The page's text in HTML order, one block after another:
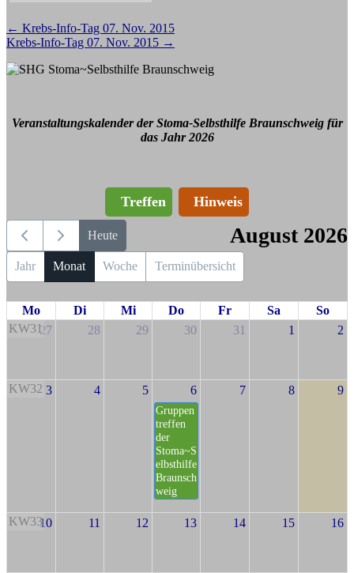
Beitragsnavigation
← Krebs-Info-Tag 07. Nov. 2015
Krebs-Info-Tag 07. Nov. 2015 →
Veranstaltungskalender der Stoma-Selbsthilfe Braunschweig für
das Jahr 2026
Treffen Hinweis
Heute August 2026
Jahr Monat Woche Terminübersicht
Mo Di Mi Do Fr Sa
So
KW3127 28 29 30 31 1 2
KW32 3 4 5 6
Gruppen
treffen
der
Stoma~S
elbsthilfe
Braunsch
weig
7 8 9
KW3310 11 12 13 14 15 16